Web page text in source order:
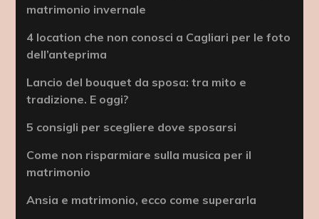
matrimonio invernale
4 location che non conosci a Cagliari per le foto
dell’anteprima
Lancio del bouquet da sposa: tra mito e
tradizione. E oggi?
5 consigli per scegliere dove sposarsi
Come non risparmiare sulla musica per il
matrimonio
Ansia e matrimonio, ecco come superarla